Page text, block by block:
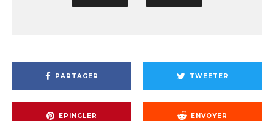
PARTAGER TWEETER
EPINGLER ENVOYER